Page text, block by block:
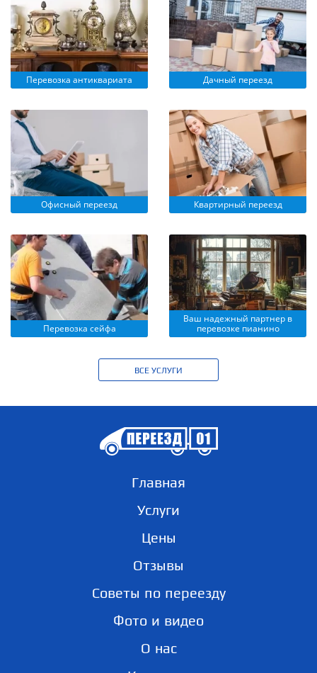
Перевозка антиквариата Дачный переезд
Офисный переезд Квартирный переезд
Перевозка сейфа
Ваш надежный партнер в
перевозке пианино
ВСЕ УСЛУГИ
Главная
Услуги
Цены
Отзывы
Советы по переезду
Фото и видео
О нас